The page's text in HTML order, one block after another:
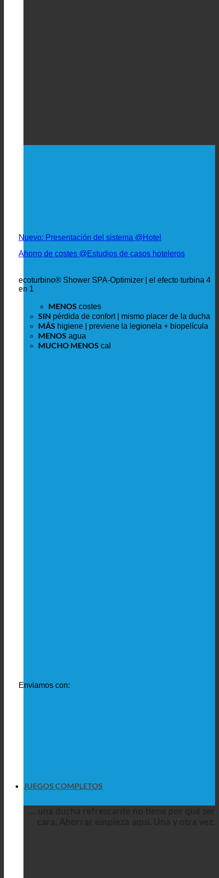
Nuevo: Presentación del sistema @Hotel
Ahorro de costes @Estudios de casos hoteleros
ecoturbino® Shower SPA-Optimizer | el efecto turbina 4
en 1
MENOS costes
SIN pérdida de confort | mismo placer de la ducha
MÁS higiene | previene la legionela + biopelícula
MENOS agua
MUCHO MENOS cal
Enviamos con:
JUEGOS COMPLETOS